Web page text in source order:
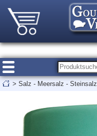
> Salz - Meersalz - Steinsalz